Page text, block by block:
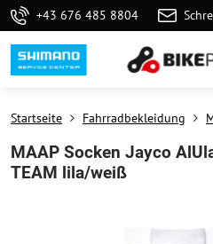
+43 676 485 8804
Startseite Fahrradbekleidung
MAAP Socken Jayco
TEAM lila/weiß